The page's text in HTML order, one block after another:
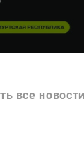
все новости